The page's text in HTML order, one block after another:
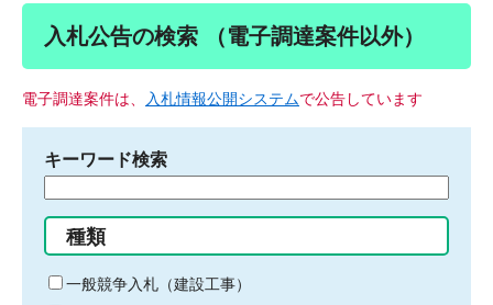
入札公告の検索 （電子調達案件以外）
電子調達案件は、 入札情報公開システムで公告しています
キーワード検索
る
キ
種類
一般競争入札（建設工事）